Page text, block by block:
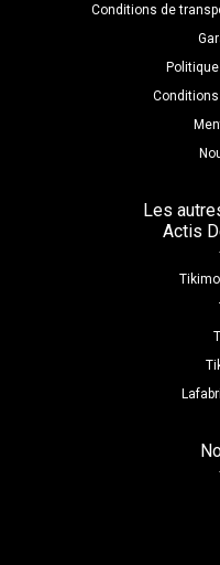
Conditions de
Les
Actis